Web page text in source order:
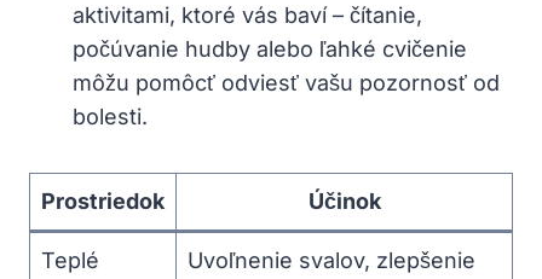
aktivitami, ktoré vás baví – čítanie,
počúvanie hudby alebo ľahké cvičenie
môžu pomôcť odviesť vašu pozornosť od
bolesti.
Prostriedok Účinok
Teplé
Uvoľnenie svalov, zlepšenie